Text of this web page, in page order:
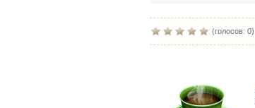
(голосов: 0)